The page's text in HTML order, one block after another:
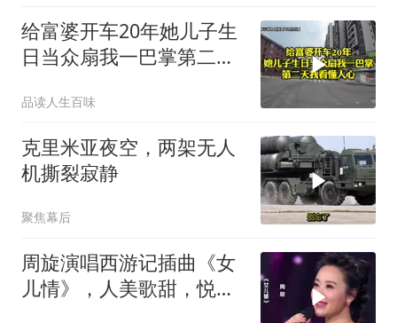
给富婆开车20年她儿子生
日当众扇我一巴掌第二天
品读人生百味
克里米亚夜空，两架无人
机撕裂寂静
聚焦幕后
周旋演唱西游记插曲《女
儿情》，人美歌甜，悦耳